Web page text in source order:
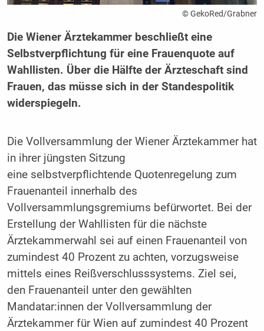
© GekoRed/Grabner
Die Wiener Ärztekammer beschließt eine
Selbstverpflichtung für eine Frauenquote auf
Wahllisten. Über die Hälfte der Ärzteschaft sind
Frauen, das müsse sich in der Standespolitik
widerspiegeln.
Die Vollversammlung der Wiener Ärztekammer hat
in ihrer jüngsten Sitzung
eine selbstverpflichtende Quotenregelung zum
Frauenanteil innerhalb des
Vollversammlungsgremiums befürwortet. Bei der
Erstellung der Wahllisten für die nächste
Ärztekammerwahl sei auf einen Frauenanteil von
zumindest 40 Prozent zu achten, vorzugsweise
mittels eines Reißverschlusssystems. Ziel sei,
den Frauenanteil unter den gewählten
Mandatar:innen der Vollversammlung der
Ärztekammer für Wien auf zumindest 40 Prozent